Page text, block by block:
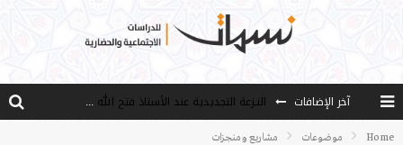
آخر الإضافات
النـزعة التجديدية عند الأستاذ فتح الله كولن
من هو فتح الله كولن مؤسس حركة الخدمة؟
Home موضوعات مشاريع ومنجزات